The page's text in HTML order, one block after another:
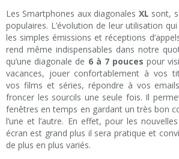
Les Smartphones aux diagonales XL sont,
populaires. L’évolution de leur utilisation
les simples émissions et réceptions
rend même indispensables dans notre
qu’une diagonale de 6 à 7 pouces pour
vacances, jouer confortablement à vos
vos films et séries, répondre à vos
froncer les sourcils une seule fois. Il
fenêtres en temps en gardant un très bon
l’une et l’autre. En effet, pour les
écran est grand plus il sera pratique et
de plus en plus variés.